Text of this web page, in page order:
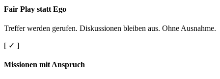
Fair Play statt Ego
Treffer werden gerufen. Diskussionen bleiben aus. Ohne Ausnahme.
[ ✓ ]
Missionen mit Anspruch